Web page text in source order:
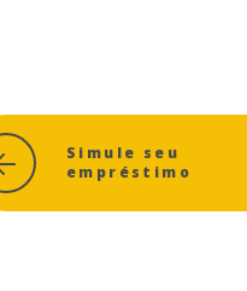
Simule seu
empréstimo